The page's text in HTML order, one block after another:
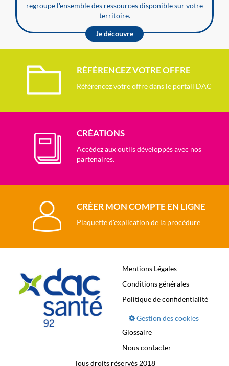
regroupe l'ensemble des ressources disponible sur votre
territoire.
Je découvre
RÉFÉRENCEZ VOTRE OFFRE
Référencez votre offre dans le portail DAC
CRÉATIONS
Accédez aux outils développés avec nos
partenaires.
CRÉER MON COMPTE EN LIGNE
Plaquette d'explication de la procédure
Mentions Légales
Conditions générales
Politique de confidentialité
Gestion des cookies
Glossaire
Nous contacter
Tous droits réservés 2018